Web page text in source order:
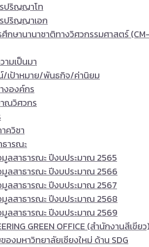
ปริญญาโท
ปริญญาเอก
กษานานาชาติทางวิศวกรรมศาสตร์
ามเป็นมา
/เป้าหมาย/พันธกิจ/ค่านิยม
งองค์กร
ณวิศวกร
ควิชา
ารณะ
ลสาธารณะ ปีงบประมาณ 2565
ลสาธารณะ ปีงบประมาณ 2566
ลสาธารณะ ปีงบประมาณ 2567
ลสาธารณะ ปีงบประมาณ 2568
ลสาธารณะ ปีงบประมาณ 2569
GREEN OFFICE (สำนักงานสีเขีย
องมหาวิทยาลัยเชียงใหม่ ด้าน SDG